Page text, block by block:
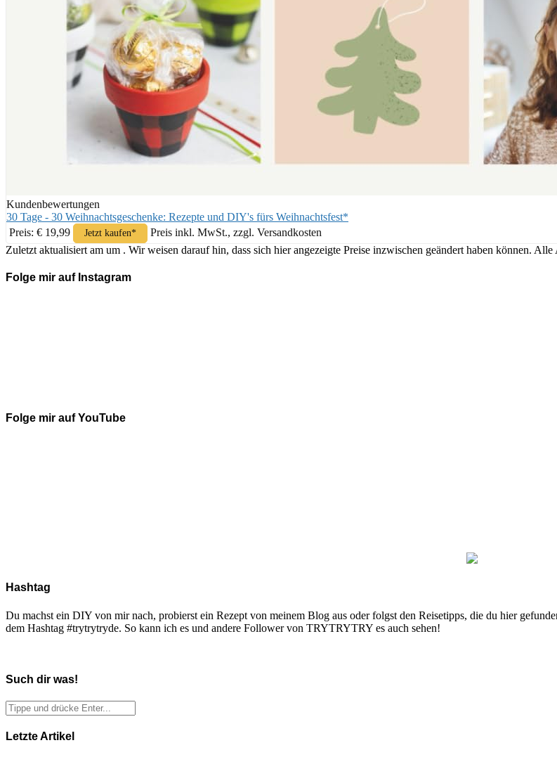
Kundenbewertungen
30 Tage - 30 Weihnachtsgeschenke: Rezepte und DIY's fürs Weihnachtsfest*
Preis: € 19,99
Jetzt kaufen*
Preis inkl. MwSt., zzgl. Versandkosten
Zuletzt aktualisiert am um . Wir weisen darauf hin, dass sich hier angezeigte Preise inzwischen geändert haben können.
Folge mir auf Instagram
Folge mir auf YouTube
Hashtag
Du machst ein DIY von mir nach, probierst ein Rezept von meinem Blog aus oder folgst den Reisetipps, die du hier
dem Hashtag #trytrytryde. So kann ich es und andere Follower von TRYTRYTRY es auch sehen!
Such dir was!
Letzte Artikel